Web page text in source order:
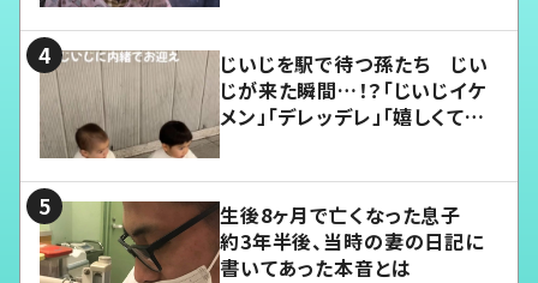
じいじを駅で待つ孫たち じい
じが来た瞬間…！？「じいじイケ
メン」「デレッデレ」「嬉しくて可
生後8ヶ月で亡くなった息子
約3年半後、当時の妻の日記に
書いてあった本音とは